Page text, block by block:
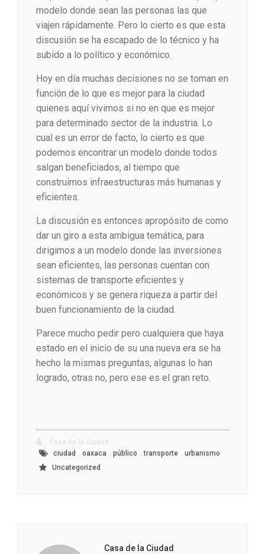
modelo donde sean las personas las que
viajen rápidamente. Pero lo cierto es que esta
discusión se ha escapado de lo técnico y ha
subido a lo político y económico.
Hoy en día muchas decisiones no se toman en
función de lo que es mejor para la ciudad
quienes aquí vivimos si no en que es mejor
para determinado sector de la industria. Lo
cual es un error de facto, lo cierto es que
podemos encontrar un modelo donde todos
salgan beneficiados, al tiempo que
construimos infraestructuras más humanas y
eficientes.
La discusión es entonces apropósito de como
dar un giro a esta ambigua temática, para
dirigimos a un modelo donde las inversiones
sean eficientes, las personas cuentan con
sistemas de transporte eficientes y
económicos y se genera riqueza a partir del
buen funcionamiento de la ciudad.
Parece mucho pedir pero cualquiera que haya
estado en el inicio de su una nueva era se ha
hecho la mismas preguntas, algunas lo han
logrado, otras no, pero ese es el gran reto.
ciudad
oaxaca público ,transporte
urbanismo
Uncategorized
Casa de la Ciudad